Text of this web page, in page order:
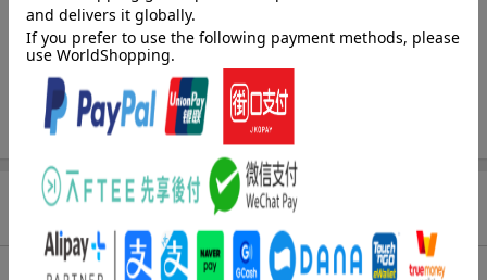
すごく物語形式でつくられているので、脚本の奥底に「算数の
基礎」が隠れているなんて、言われなきゃほとんどの人が気づ
かないと思います。
すごくいい作りです。
テキストも長くなく、簡潔でわかりやすいので、幼児から小学
校低学年くらいまで楽しめると思います。（てんぐざるさん 5
0代・埼玉県 女の子24歳、女の子19歳）
【情報提供・絵本ナビ】
商品レビュー（1件）